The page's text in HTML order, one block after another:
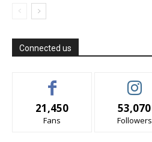
Connected us
21,450
Fans
53,070
Followers